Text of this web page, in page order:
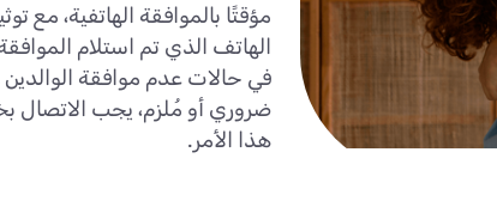
مؤقتًا بالموافقة الهاتفية، مع
الهاتف الذي تم استلام
في حالات عدم موافقة الوالدين
ضروري أو مُلزم، يجب الاتصال
هذا الأمر.